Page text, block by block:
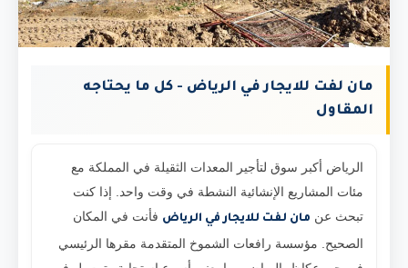
مان لفت للايجار في الرياض - كل ما يحتاجه
المقاول
الرياض أكبر سوق لتأجير المعدات الثقيلة في المملكة مع
مئات المشاريع الإنشائية النشطة في وقت واحد. إذا كنت
تبحث عن مان لفت للايجار في الرياض فأنت في المكان
الصحيح. مؤسسة رافعات الشموخ المتقدمة مقرها الرئيسي